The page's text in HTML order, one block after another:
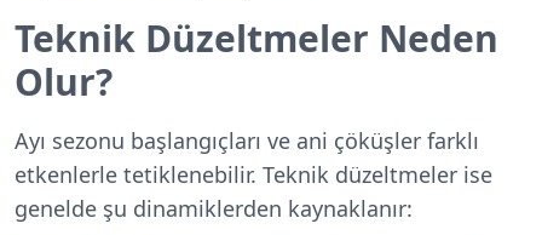
Teknik Düzeltmeler Neden
Olur?
Ayı sezonu başlangıçları ve ani çöküşler farklı
etkenlerle tetiklenebilir. Teknik düzeltmeler ise
genelde şu dinamiklerden kaynaklanır: